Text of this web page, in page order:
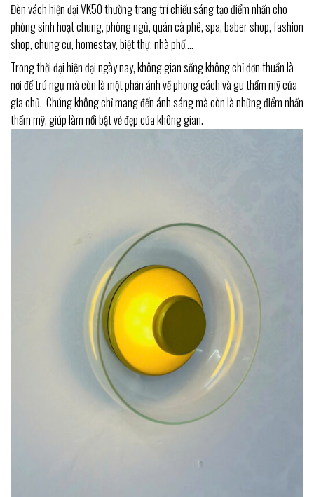
Đèn vách hiện đại VK50 thường trang trí chiếu sáng tạo điểm nhấn cho
phòng sinh hoạt chung, phòng ngủ, quán cà phê, spa, baber shop, fashion
shop, chung cư, homestay, biệt thự, nhà phố….
Trong thời đại hiện đại ngày nay, không gian sống không chỉ đơn thuần là
nơi để trú ngụ mà còn là một phản ánh về phong cách và gu thẩm mỹ của
gia chủ. Chúng không chỉ mang đến ánh sáng mà còn là những điểm nhấn
thẩm mỹ, giúp làm nổi bật vẻ đẹp của không gian.